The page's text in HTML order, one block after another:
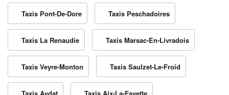
Taxis Pont-De-Dore Taxis Peschadoires
Taxis La Renaudie Taxis Marsac-En-Livradois
Taxis Veyre-Monton Taxis Saulzet-Le-Froid